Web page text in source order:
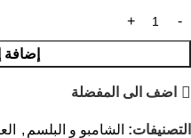
إضافة
اضف الى المفضلة
التصنيفات: الشامبو و البلسم ,